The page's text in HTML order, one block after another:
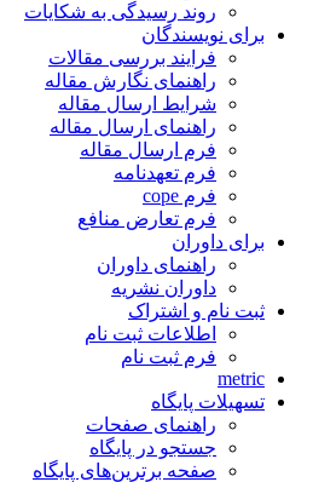
روند رسیدگی به شکایات
برای نویسندگان
فرایند بررسی مقالات
راهنمای نگارش مقاله
شرایط ارسال مقاله
راهنمای ارسال مقاله
فرم ارسال مقاله
فرم تعهدنامه
فرم cope
فرم تعارض منافع
برای داوران
راهنمای داوران
داوران نشریه
ثبت نام و اشتراک
اطلاعات ثبت نام
فرم ثبت نام
metric
تسهیلات پایگاه
راهنمای صفحات
جستجو در پایگاه
صفحه برترین‌های پایگاه